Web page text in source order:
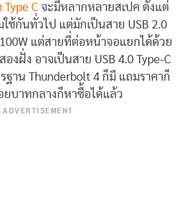
Type C จะมีหลากหลายสเปค ตั้งแต่
ใช้กันทั่วไป แต่มักเป็นสาย USB 2.0
แต่สายที่ต่อหน้าจอแยกได้ด้วย
องฝั่ง อาจเป็นสาย USB 4.0 Type-C
ฐาน Thunderbolt 4 ก็มี แถมราคาก็
ยบาทกลางก็หาซื้อได้แล้ว
ADVERTISEMENT